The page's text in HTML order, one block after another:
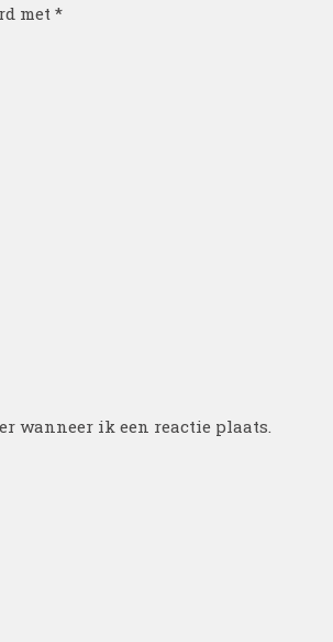
met*
wanneer ik een reactie plaats.